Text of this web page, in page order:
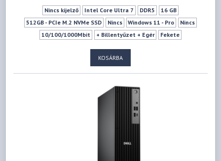
Nincs kijelző Intel Core Ultra 7 DDR5
16 GB
512GB - PCIe M.2 NVMe SSD
Nincs Windows 11 - Pro
Nincs
10/100/1000Mbit
+ Billentyűzet + Egér Fekete
KOSÁRBA